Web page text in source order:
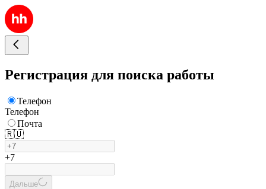
Регистрация для поиска работы
Телефон
Телефон
Почта
🇷🇺
+7
Дальше